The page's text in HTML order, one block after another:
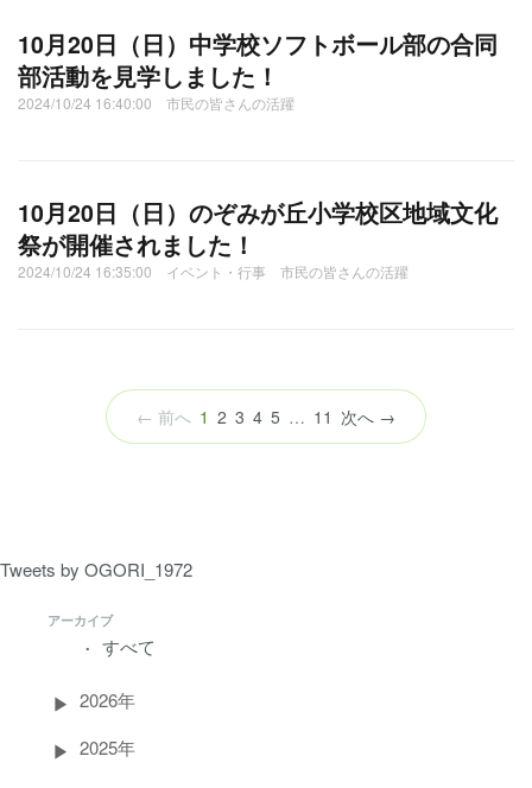
Tweets by OGORI_1972
アーカイブ
すべて
2026年
2025年
10月20日（日）中学校ソフトボール部の合同
部活動を見学しました！
2024/10/24 16:40:00 市民の皆さんの活躍
10月20日（日）のぞみが丘小学校区地域文化
祭が開催されました！
2024/10/24 16:35:00 イベント・行事 市民の皆さんの活躍
← 前へ 1 （こ
の
2 3 4 5 … 11 次へ →